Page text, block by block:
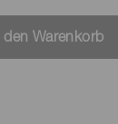
den Warenkorb